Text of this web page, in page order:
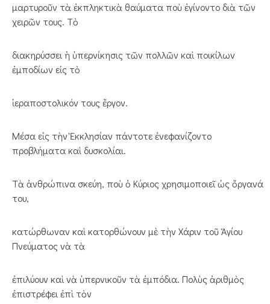
μαρτυροῦν τὰ ἐκπληκτικὰ θαύματα ποὺ ἐγίνοντο διὰ τῶν
χειρῶν τους. Τὸ
διακηρύσσει ἡ ὑπερνίκησις τῶν πολλῶν καὶ ποικίλων
ἐμποδίων εἰς τὸ
ἱεραποστολικόν τους ἔργον.
Μέσα εἰς τὴν Ἐκκλησίαν πάντοτε ἐνεφανίζοντο
προβλήματα καὶ δυσκολίαι.
Τὰ ἀνθρώπινα σκεύη, ποὺ ὁ Κύριος χρησιμοποιεῖ ὡς ὄργανά
του,
κατώρθωναν καὶ κατορθώνουν μὲ τὴν Χάριν τοῦ Ἁγίου
Πνεύματος νὰ τὰ
ἐπιλύουν καὶ νὰ ὑπερνικοῦν τὰ ἐμπόδια. Πολὺς ἀριθμὸς
ἐπιστρέφει ἐπὶ τὸν